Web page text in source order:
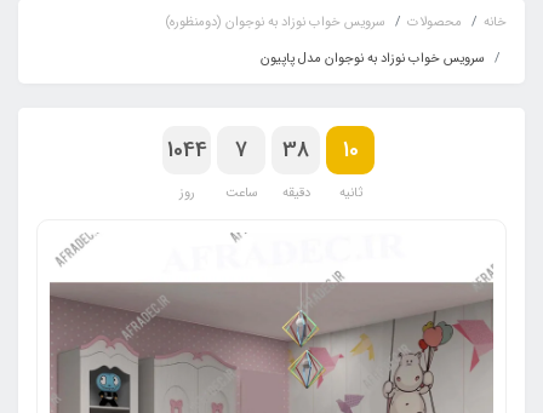
خانه محصولات
سرویس خواب نوزاد به نوجوان (دومنظوره)
سرویس خواب نوزاد به نوجوان مدل پاپیون
1044
روز
7
ساعت
38
دقیقه
10
ثانیه